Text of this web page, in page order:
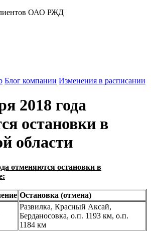
ОАО РЖД
Блог компании Изменения в расписании
2018 года
остановки в
области
отменяются остановки в
Остановка (отмена)
Развилка, Красный Аксай,
Берданосовка, о.п. 1193 км, о.п.
1184 км